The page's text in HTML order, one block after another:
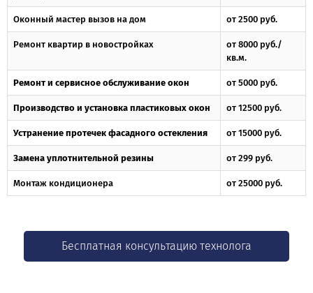
Оконный мастер вызов на дом от 2500 руб.
Ремонт квартир в новостройках
от 8000 руб./
кв.м.
Ремонт и сервисное обслуживание окон от 5000 руб.
Производство и установка пластиковых окон от 12500 руб.
Устранение протечек фасадного остекления от 15000 руб.
Замена уплотнительной резины от 299 руб.
Монтаж кондиционера от 25000 руб.
Бесплатная консультацию технолога